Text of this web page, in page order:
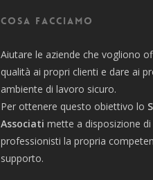
Cosa facciamo
Aiutare le aziende che vogliono
qualità ai propri clienti e dare ai
ambiente di lavoro sicuro.
Per ottenere questo obiettivo lo
Associati mette a disposizione di
professionisti la propria
supporto.